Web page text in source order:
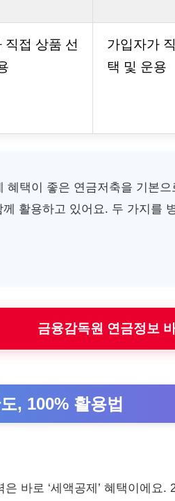
직접 상품 선
가입자가
택 및 운용
혜택이 좋은 연금저축을 기본
활용하고 있어요. 두 가지를
금융감독원 연금정보
, 100% 활용법
바로 ‘세액공제’ 혜택이에요